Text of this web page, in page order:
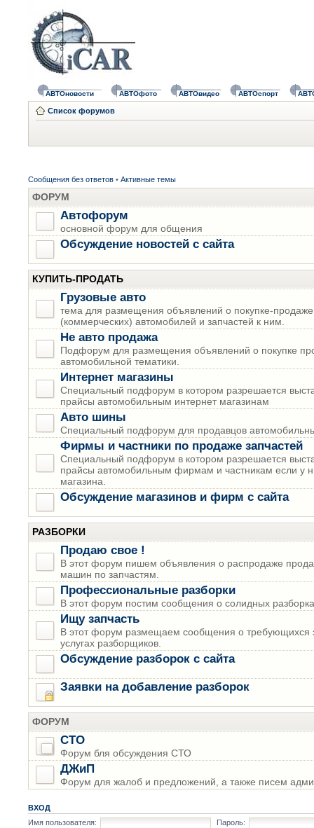
АВТОновости АВТОфото АВТОвидео АВТОспорт
Список форумов
Сообщения без ответов • Активные темы
ФОРУМ
Автофорум
основной форум для общения
Обсуждение новостей с сайта
КУПИТЬ-ПРОДАТЬ
Грузовые авто
тема для размещения объявлений о покупке-продаже
(коммерческих) автомобилей и запчастей к ним.
Не авто продажа
Подфорум для размещения объявлений о покупке
автомобильной тематики.
Интернет магазины
Специальный подфорум в котором разрешается
прайсы автомобильным интернет магазинам
Авто шины
Специальный подфорум для продавцов
Фирмы и частники по продаже запчастей
Специальный подфорум в котором разрешается
прайсы автомобильным фирмам и частникам если у
магазина.
Обсуждение магазинов и фирм с сайта
РАЗБОРКИ
Продаю свое !
В этот форум пишем объявления о распродаже
машин по запчастям.
Профессиональные разборки
В этот форум постим сообщения о солидных
Ищу запчасть
В этот форум размещаем сообщения о требующихся
услугах разборщиков.
Обсуждение разборок с сайта
Заявки на добавление разборок
ФОРУМ
СТО
Форум бля обсуждения СТО
ДЖиП
Форум для жалоб и предложений, а также писем
ВХОД
Имя пользователя:
Пароль: